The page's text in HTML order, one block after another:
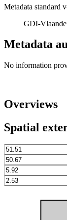
Metadata standard
GDI-
Metadata
No information
Overviews
Spatial